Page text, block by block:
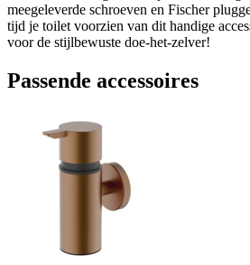
meegeleverde schroeven en Fischer
tijd je toilet voorzien van dit handige
voor de stijlbewuste doe-het-zelver!
Passende accessoires